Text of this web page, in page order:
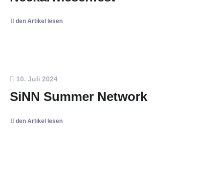
den Artikel lesen
10. Juli 2024
SiNN Summer Network
den Artikel lesen